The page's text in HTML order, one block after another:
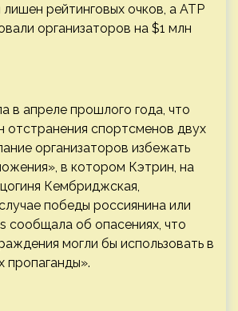
рейтинговых очков, а ATP
организаторов на $1 млн
в апреле прошлого года, что
отстранения спортсменов двух
организаторов избежать
в котором Кэтрин, на
Кембриджская,
победы россиянина или
сообщала об опасениях, что
могли бы использовать в
пропаганды».